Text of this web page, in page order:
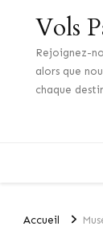
Vols
Rejoignez-
alors que
chaque
Accueil